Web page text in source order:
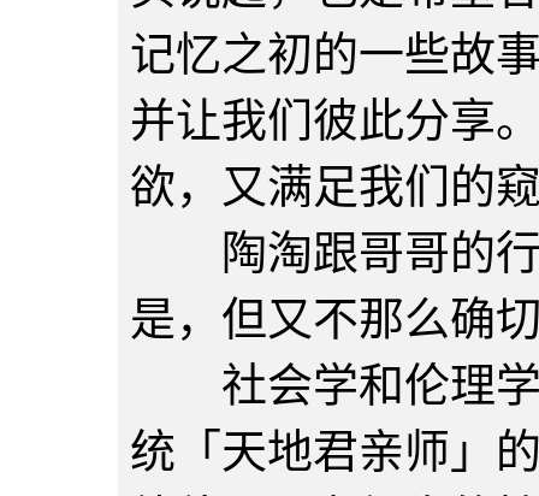
记忆之初的一些故
并让我们彼此分享
欲，又满足我们的
陶淘跟哥哥的行
是，但又不那么确
社会学和伦理学
统「天地君亲师」